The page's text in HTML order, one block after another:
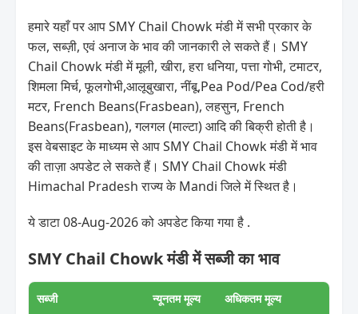
हमारे यहाँ पर आप SMY Chail Chowk मंडी में सभी प्रकार के
फल, सब्ज़ी, एवं अनाज के भाव की जानकारी ले सकते हैं। SMY
Chail Chowk मंडी में मूली, खीरा, हरा धनिया, पत्ता गोभी, टमाटर,
शिमला मिर्च, फूलगोभी,आलूबुखारा, नींबू,Pea Pod/Pea Cod/हरी
मटर, French Beans(Frasbean), लहसुन, French
Beans(Frasbean), गलगल (माल्टा) आदि की बिक्री होती है।
इस वेबसाइट के माध्यम से आप SMY Chail Chowk मंडी में भाव
की ताज़ा अपडेट ले सकते हैं। SMY Chail Chowk मंडी
Himachal Pradesh राज्य के Mandi जिले में स्थित है।
ये डाटा 08-Aug-2026 को अपडेट किया गया है .
SMY Chail Chowk मंडी में सब्जी का भाव
सब्जी न्यूनतम मूल्य अधिकतम मूल्य